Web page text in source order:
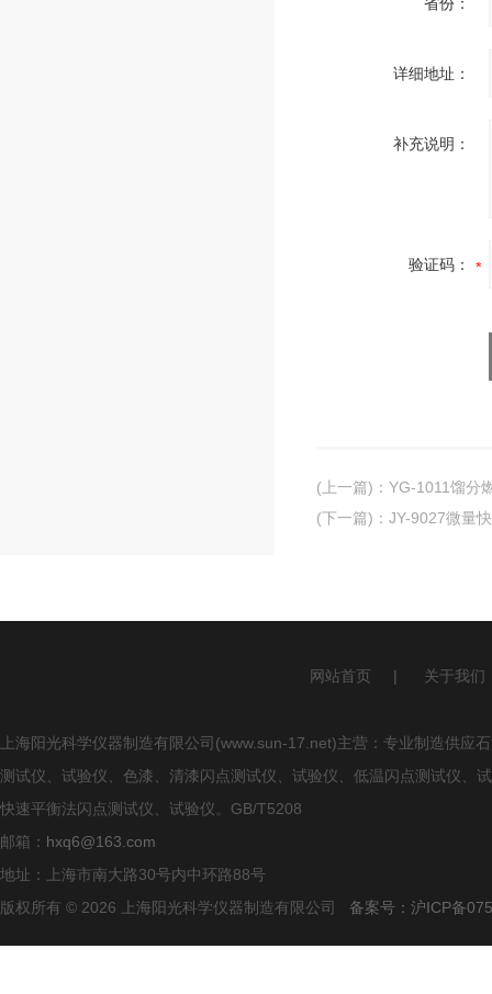
详细地址：
补充说明：
验证码：
(上一篇) ： YG-1011馏分
(下一篇) ： JY-9027微量
网站首页 | 关于我们
上海阳光科学仪器制造有限公司(www.sun-17.net)主营：专业制造供
测试仪、试验仪、色漆、清漆闪点测试仪、试验仪、低温闪点测试仪、
快速平衡法闪点测试仪、试验仪。GB/T5208
邮箱： hxq6@163.com
地址：上海市南大路30号内中环路88号
版权所有 © 2026 上海阳光科学仪器制造有限公司 备案号：沪ICP备